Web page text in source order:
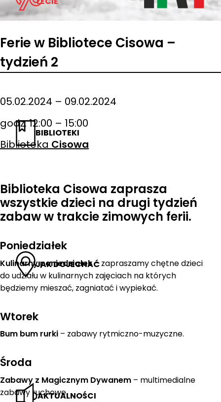
BIBLIOTEKI
JAK DOJECHAĆ
AKTUALNOŚCI
Ferie w Bibliotece Cisowa –
tydzień 2
05.02.2024 – 09.02.2024
godz. 12:00 – 15:00
Biblioteka Cisowa
Biblioteka Cisowa zaprasza
wszystkie dzieci na drugi tydzień
zabaw w trakcie zimowych ferii.
Poniedziałek
Kulinarny poniedziałek– zapraszamy chętne dzieci
do udziału w kulinarnych zajęciach na których
będziemy mieszać, zagniatać i wypiekać.
Wtorek
Bum bum rurki – zabawy rytmiczno-muzyczne.
Środa
Zabawy z Magicznym Dywanem – multimedialne
zabawy ruchowe.